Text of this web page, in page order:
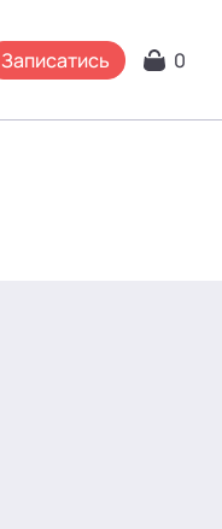
Записатись 0